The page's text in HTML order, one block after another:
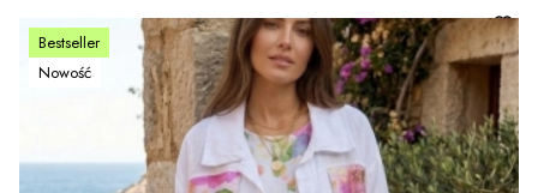
Bestseller
Nowość